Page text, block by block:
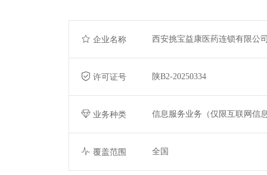
企业名称 西安挑宝益康医药连锁有限公
许可证号 陕B2-20250334
业务种类 信息服务业务（仅限互联网信
覆盖范围 全国